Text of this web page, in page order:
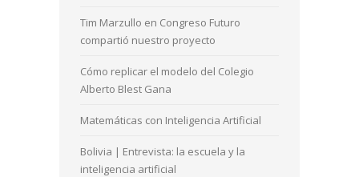
Tim Marzullo en Congreso Futuro
compartió nuestro proyecto
Cómo replicar el modelo del Colegio
Alberto Blest Gana
Matemáticas con Inteligencia Artificial
Bolivia | Entrevista: la escuela y la
inteligencia artificial